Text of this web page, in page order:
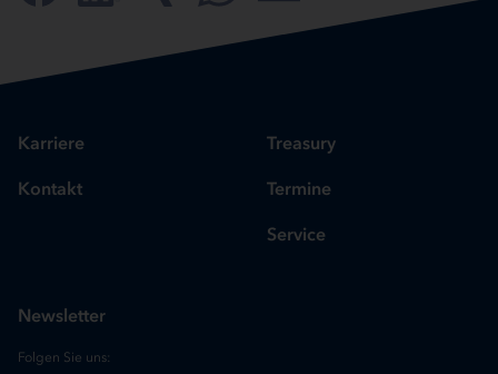
Karriere
Kontakt
Treasury
Termine
Service
Newsletter
Folgen Sie uns: